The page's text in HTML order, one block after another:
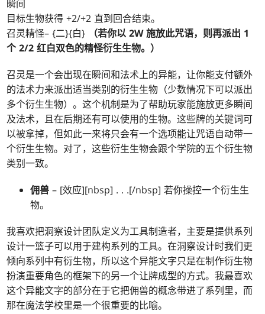
瞬间
目标生物获得 +2/+2 直到回合结束。
召灵精怪– {二}{白}
（若你以 2W 施放此咒语，则再派出 1
个 2/2 红白双色的精怪衍生生物。）
召灵是一个会出现在瞬间和法术上的异能，让你能支付额外
的法术力来派出适当类别的衍生生物（少数情况下可以派出
多个衍生生物）。这个机制是为了帮助玩家能施放更多瞬间
及法术，且在后期还有可以使用的生物。这些牌的关键词可
以被拿掉，但如此一来将只会有一个选项能让咒语自动带一
个衍生生物。对了，这些衍生生物会跟个学院的五个衍生物
类别一致。
佣兽 – [效应][nbsp] . . .[/nbsp] 若你操控一个衍生生
物。
我喜欢把洞察设计团队定义为工具制造者，主要是提供系列
设计一篮子可以用于建构系列的工具。在洞察设计时我们更
倾向系列中有衍生物，所以这个异能文字只是在制作衍生物
扮演重要角色的框架下的另一个让牌成型的方式。我最喜欢
这个异能文字的部分在于它把佣兽的概念带进了系列里，而
那在魔法学校里是一个很重要的比喻。